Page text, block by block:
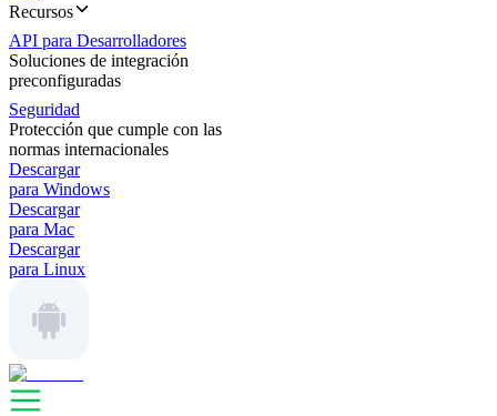
Recursos
API para Desarrolladores
Soluciones de integración
preconfiguradas
Seguridad
Protección que cumple con las
normas internacionales
Descargar
para Windows
Descargar
para Mac
Descargar
para Linux